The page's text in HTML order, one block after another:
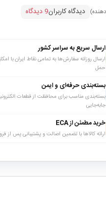
دیدگاه کاربران9 دیدگاه
ارسال سریع به سراسر کشور
ارسال روزانه سفارش‌ها به تمامی نقاط ایران با
حمل
بسته‌بندی حرفه‌ای و ایمن
بسته‌بندی مناسب برای محافظت از قطعات
جابه‌جایی
خرید مطمئن از ECA
ارائه کالاها با تضمین اصالت و پشتیبانی پس از